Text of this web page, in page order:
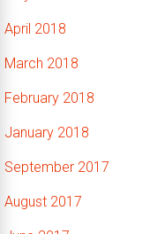
April 2018
March 2018
February 2018
January 2018
September 2017
August 2017